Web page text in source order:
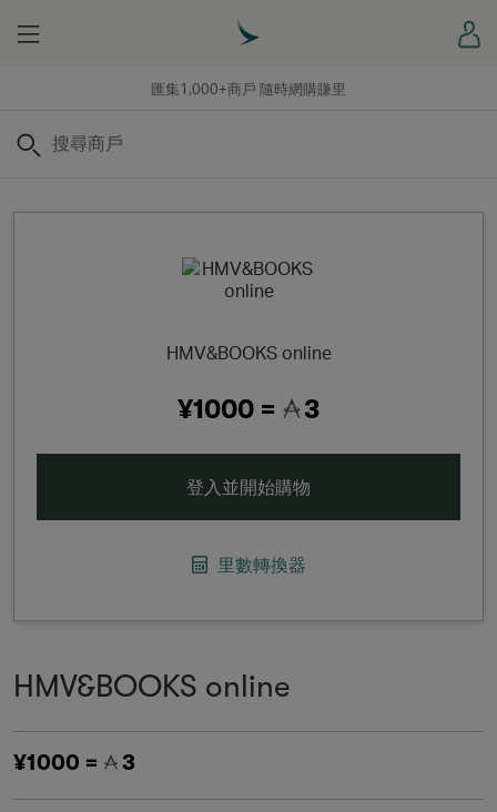
匯集1,000+商戶 隨時網購賺里
Menu
搜尋
HMV&BOOKS online
¥1000 = 3
登入並開始購物
里數轉換器
HMV&BOOKS online
¥1000 = 3